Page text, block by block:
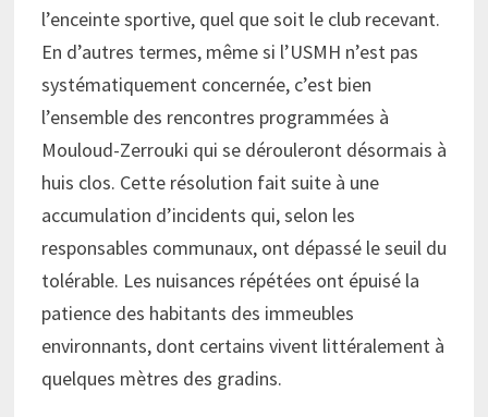
l’enceinte sportive, quel que soit le club recevant.
En d’autres termes, même si l’USMH n’est pas
systématiquement concernée, c’est bien
l’ensemble des rencontres programmées à
Mouloud-Zerrouki qui se dérouleront désormais à
huis clos. Cette résolution fait suite à une
accumulation d’incidents qui, selon les
responsables communaux, ont dépassé le seuil du
tolérable. Les nuisances répétées ont épuisé la
patience des habitants des immeubles
environnants, dont certains vivent littéralement à
quelques mètres des gradins.